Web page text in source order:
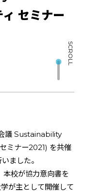
セミナー
SCROLL
議 Sustainability
ミナー2021) を共催
ました。
校が協力意向書を
が主として開催して